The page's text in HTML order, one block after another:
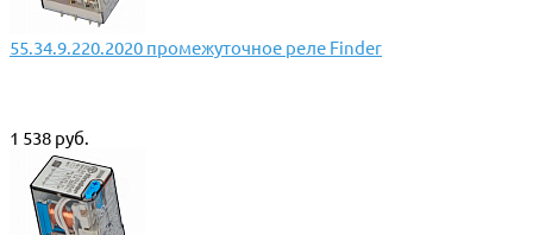
55.34.9.220.2020 промежуточное реле Finder
1 538 руб.